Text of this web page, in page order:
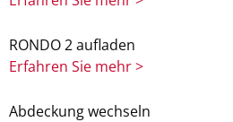
RONDO 2 aufladen
Erfahren Sie mehr >
Abdeckung wechseln